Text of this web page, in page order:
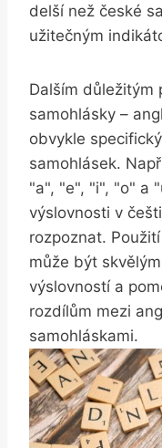
delší než české
užitečným
Dalším důležitým
samohlásky –
obvykle
samohlásek.
"a", "e", "i", "o" a
výslovnosti v
rozpoznat.
může být
výslovností a
rozdílům mezi
samohláskami.